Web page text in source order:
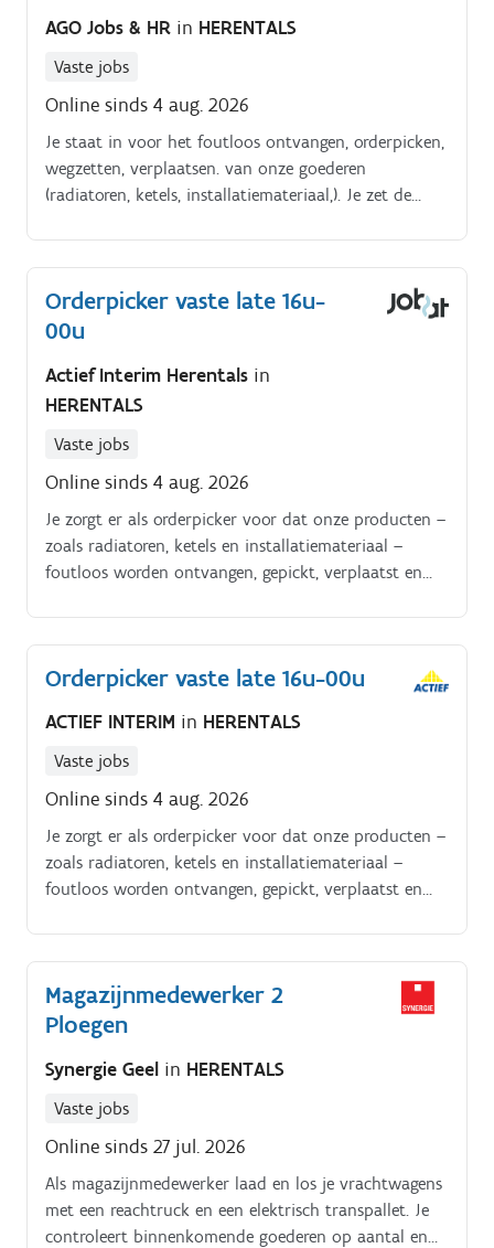
AGO Jobs & HR in HERENTALS
Vaste jobs
Online sinds 4 aug. 2026
Je staat in voor het foutloos ontvangen, orderpicken,
wegzetten, verplaatsen. van onze goederen
(radiatoren, ketels, installatiemateriaal,). Je zet de
orde en netheid in het magazijn.
Orderpicker vaste late 16u-
00u
Actief Interim Herentals in
HERENTALS
Vaste jobs
Online sinds 4 aug. 2026
Je zorgt er als orderpicker voor dat onze producten –
zoals radiatoren, ketels en installatiemateriaal –
foutloos worden ontvangen, gepickt, verplaatst en
werkt met een scanner en elektrische transpallet,
combi en reachtruck.
Orderpicker vaste late 16u-00u
ACTIEF INTERIM in HERENTALS
Vaste jobs
Online sinds 4 aug. 2026
Je zorgt er als orderpicker voor dat onze producten –
zoals radiatoren, ketels en installatiemateriaal –
foutloos worden ontvangen, gepickt, verplaatst en
combi en reachtruck. Samen met je team hou je het
magazijn ordelijk en veilig.
Magazijnmedewerker 2
Ploegen
Synergie Geel in HERENTALS
Vaste jobs
Online sinds 27 jul. 2026
Als magazijnmedewerker laad en los je vrachtwagens
met een reachtruck en een elektrisch transpallet. Je
controleert binnenkomende goederen op aantal en